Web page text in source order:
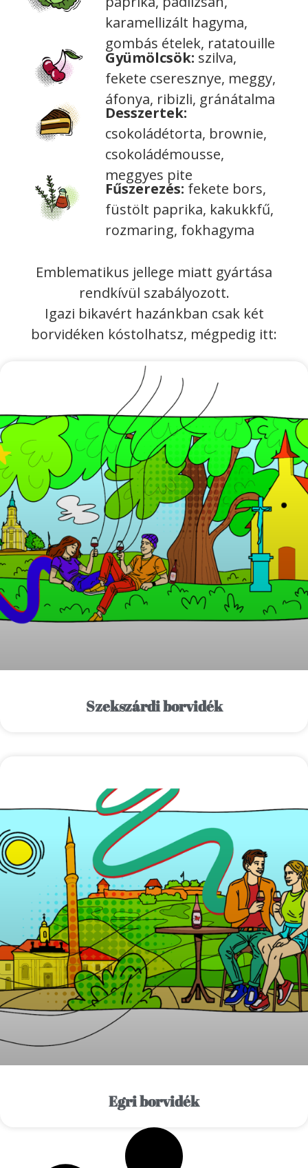
karamellizált hagyma,
gombás ételek, ratatouille
Gyümölcsök: szilva,
fekete cseresznye, meggy,
áfonya, ribizli, gránátalma
Desszertek:
csokoládétorta, brownie,
csokoládémousse,
meggyes pite
Fűszerezés: fekete bors,
füstölt paprika, kakukkfű,
rozmaring, fokhagyma
Emblematikus jellege miatt gyártása
rendkívül szabályozott.
Igazi bikavért hazánkban csak két
borvidéken kóstolhatsz, mégpedig itt:
Szekszárdi borvidék
Egri borvidék